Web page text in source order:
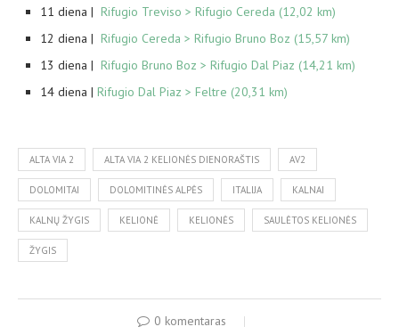
11 diena | Rifugio Treviso > Rifugio Cereda (12,02 km)
12 diena | Rifugio Cereda > Rifugio Bruno Boz (15,57 km)
13 diena | Rifugio Bruno Boz > Rifugio Dal Piaz (14,21 km)
14 diena | Rifugio Dal Piaz > Feltre (20,31 km)
ALTA VIA 2 ALTA VIA 2 KELIONĖS DIENORAŠTIS AV2
DOLOMITAI DOLOMITINĖS ALPĖS ITALIJA KALNAI
KALNŲ ŽYGIS KELIONĖ KELIONĖS SAULĖTOS KELIONĖS
ŽYGIS
0 komentaras